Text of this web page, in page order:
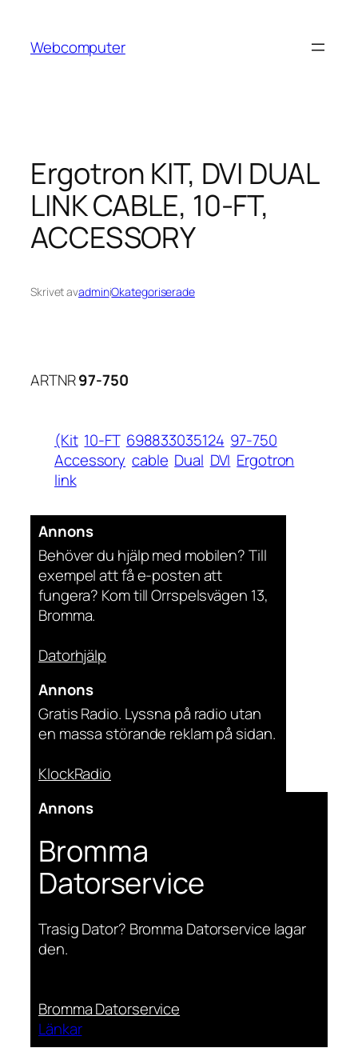
innehåll
Webcomputer
Ergotron KIT, DVI DUAL
LINK CABLE, 10-FT,
ACCESSORY
Skrivet avadminiOkategoriserade
ARTNR97-750
(Kit 10-FT 698833035124 97-750
Accessory cable Dual DVI Ergotron
link
Annons
Behöver du hjälp med mobilen? Till
exempel att få e-posten att
fungera? Kom till Orrspelsvägen 13,
Bromma.
Datorhjälp
Annons
Gratis Radio. Lyssna på radio utan
en massa störande reklam på sidan.
KlockRadio
Annons
Bromma
Datorservice
Trasig Dator? Bromma Datorservice lagar
den.
Bromma Datorservice
Länkar